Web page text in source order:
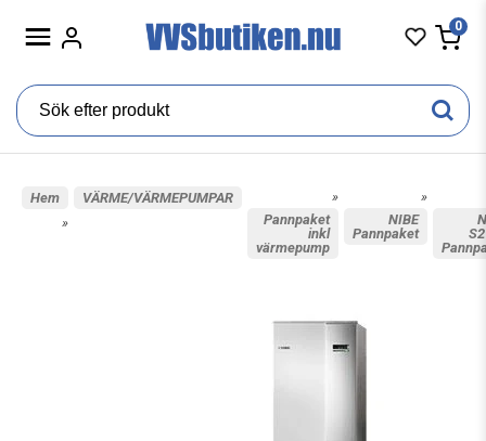
0
Hem
»
VÄRME/VÄRMEPUMPAR
»
Pannpaket
inkl
värmepump
»
NIBE
Pannpaket